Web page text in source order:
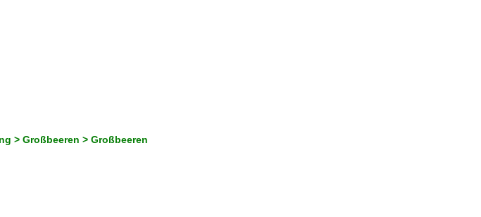
> Großbeeren > Großbeeren